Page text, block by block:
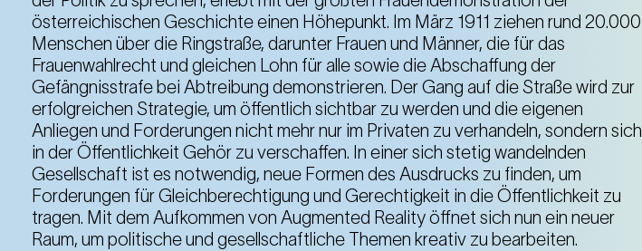
österreichischen Geschichte einen Höhepunkt. Im März 1911 ziehen rund 20.000
Menschen über die Ringstraße, darunter Frauen und Männer, die für das
Frauenwahlrecht und gleichen Lohn für alle sowie die Abschaffung der
Gefängnisstrafe bei Abtreibung demonstrieren. Der Gang auf die Straße wird zur
erfolgreichen Strategie, um öffentlich sichtbar zu werden und die eigenen
Anliegen und Forderungen nicht mehr nur im Privaten zu verhandeln, sondern sich
in der Öffentlichkeit Gehör zu verschaffen. In einer sich stetig wandelnden
Gesellschaft ist es notwendig, neue Formen des Ausdrucks zu finden, um
Forderungen für Gleichberechtigung und Gerechtigkeit in die Öffentlichkeit zu
tragen. Mit dem Aufkommen von Augmented Reality öffnet sich nun ein neuer
Raum, um politische und gesellschaftliche Themen kreativ zu bearbeiten.